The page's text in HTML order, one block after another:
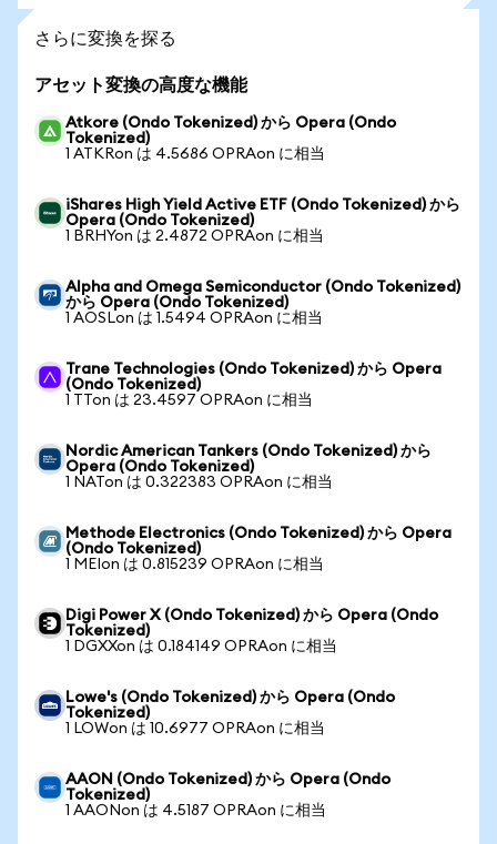
さらに変換を探る
アセット変換の高度な機能
Atkore (Ondo Tokenized) から Opera (Ondo
Tokenized)
1 ATKRon は 4.5686 OPRAon に相当
iShares High Yield Active ETF (Ondo Tokenized) から
Opera (Ondo Tokenized)
1 BRHYon は 2.4872 OPRAon に相当
Alpha and Omega Semiconductor (Ondo Tokenized)
から Opera (Ondo Tokenized)
1 AOSLon は 1.5494 OPRAon に相当
Trane Technologies (Ondo Tokenized) から Opera
(Ondo Tokenized)
1 TTon は 23.4597 OPRAon に相当
Nordic American Tankers (Ondo Tokenized) から
Opera (Ondo Tokenized)
1 NATon は 0.322383 OPRAon に相当
Methode Electronics (Ondo Tokenized) から Opera
(Ondo Tokenized)
1 MEIon は 0.815239 OPRAon に相当
Digi Power X (Ondo Tokenized) から Opera (Ondo
Tokenized)
1 DGXXon は 0.184149 OPRAon に相当
Lowe's (Ondo Tokenized) から Opera (Ondo
Tokenized)
1 LOWon は 10.6977 OPRAon に相当
AAON (Ondo Tokenized) から Opera (Ondo
Tokenized)
1 AAONon は 4.5187 OPRAon に相当